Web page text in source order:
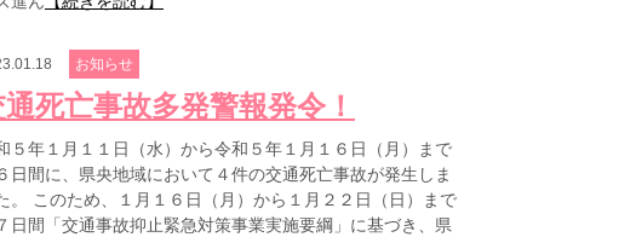
お知らせ
死亡事故多発警報発令！
５年１月１１日（水）から令和５年１月１６日（月）まで
日間に、県央地域において４件の交通死亡事故が発生しま
。 このため、１月１６日（月）から１月２２日（日）まで
日間「交通事故抑止緊急対策事業実施要綱」に基づき、県